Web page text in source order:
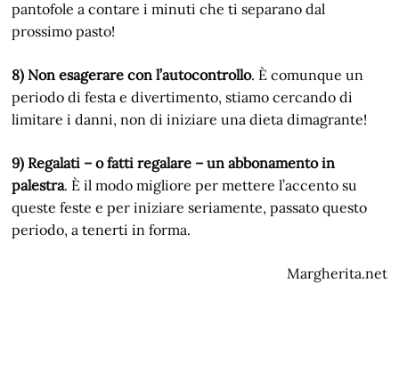
pantofole a contare i minuti che ti separano dal
prossimo pasto!
8) Non esagerare con l’autocontrollo. È comunque un
periodo di festa e divertimento, stiamo cercando di
limitare i danni, non di iniziare una dieta dimagrante!
9) Regalati – o fatti regalare – un abbonamento in
palestra. È il modo migliore per mettere l’accento su
queste feste e per iniziare seriamente, passato questo
periodo, a tenerti in forma.
Margherita.net